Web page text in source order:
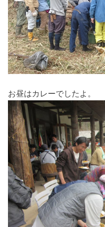
お昼はカレーでしたよ。